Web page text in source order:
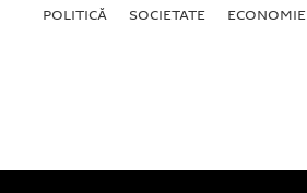
POLITICĂ SOCIETATE ECONOMIE